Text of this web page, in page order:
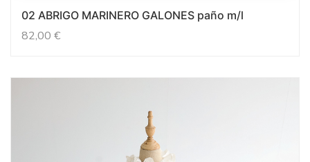
02 ABRIGO MARINERO GALONES paño m/l
82,00 €